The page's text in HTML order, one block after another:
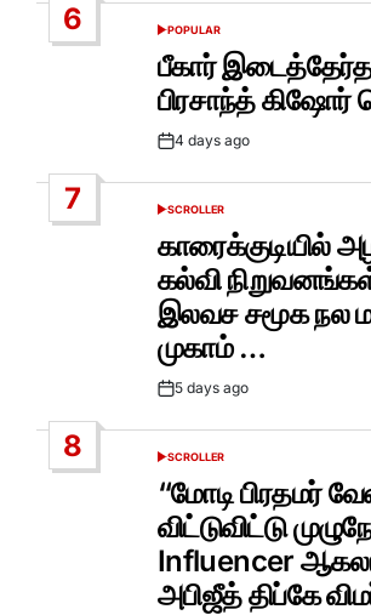
6
POSTED
IN
POPULAR
பீகார்
பிரசாந்த் கிஷோர்
Post4 days ago
7
POSTED
SCROLLER
காரைக்குடியில்
கல்வி
இலவச சமூக நல
முகாம் …
Post5 days ago
8
POSTED
IN
SCROLLER
“மோடி பிரதமர்
விட்டுவிட்டு
Influencer
அபிஜீத் திப்கே